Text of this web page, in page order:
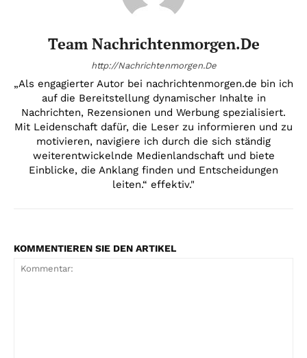
Team Nachrichtenmorgen.de
http://Nachrichtenmorgen.De
„Als engagierter Autor bei nachrichtenmorgen.de bin ich
auf die Bereitstellung dynamischer Inhalte in
Nachrichten, Rezensionen und Werbung spezialisiert.
Mit Leidenschaft dafür, die Leser zu informieren und zu
motivieren, navigiere ich durch die sich ständig
weiterentwickelnde Medienlandschaft und biete
Einblicke, die Anklang finden und Entscheidungen
leiten.“ effektiv."
KOMMENTIEREN SIE DEN ARTIKEL